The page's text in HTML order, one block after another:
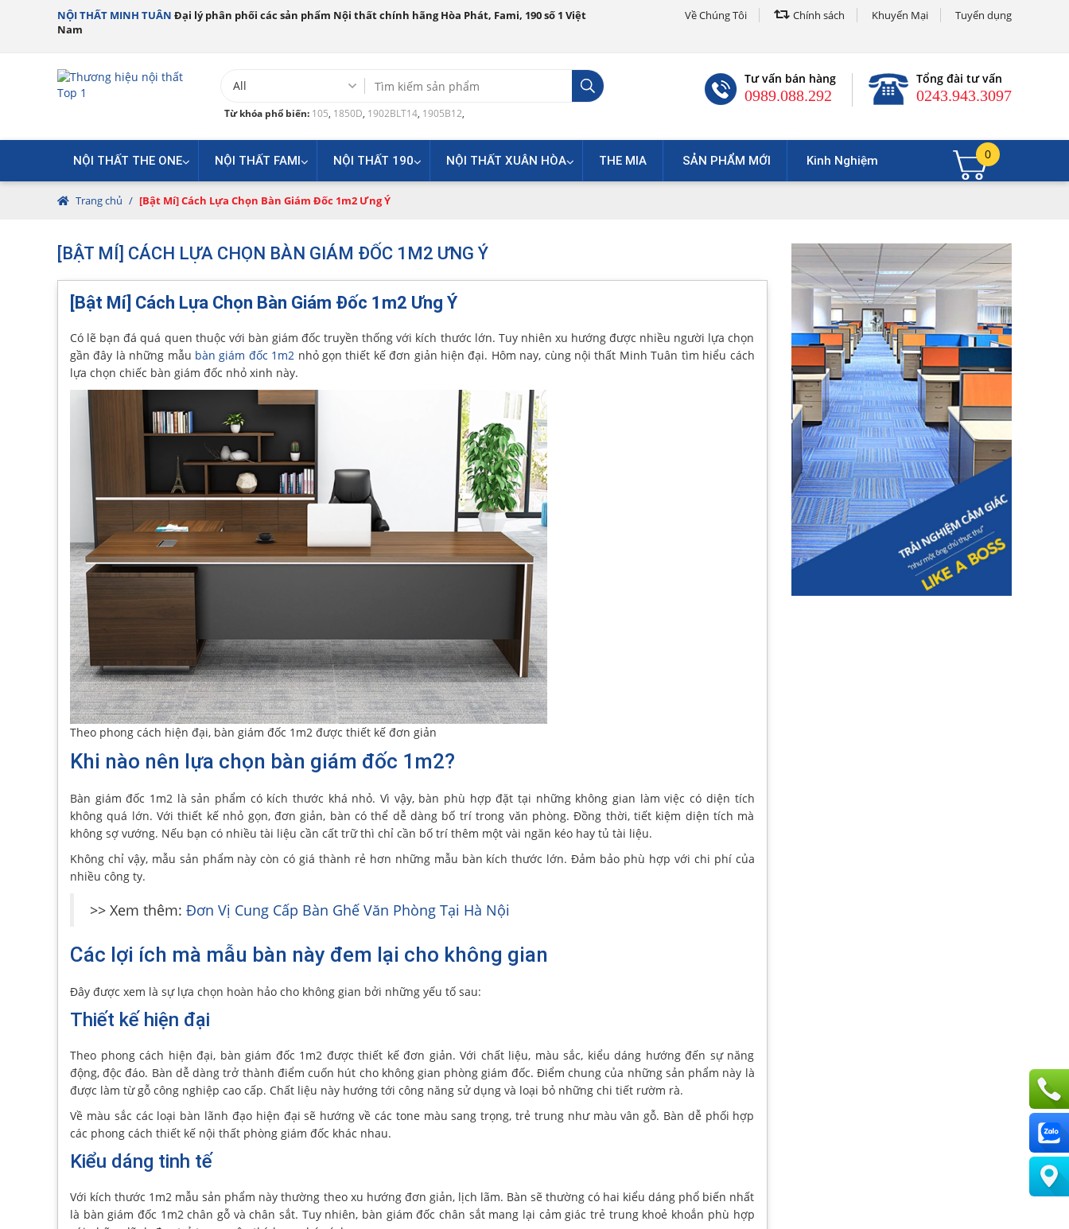
NỘI THẤT MINH TUÂN Đại lý phân phối các sản phẩm Nội thất chính hãng Hòa Phát, Fami, 190 số 1 Việt
Nam
Về Chúng Tôi Chính sách Khuyến Mại Tuyển dụng
for:
Từ khóa phổ biến: 105, 1850D, 1902BLT14, 1905B12,
Tư vấn bán hàng
0989.088.292
Tổng đài tư vấn
0243.943.3097
NỘI THẤT THE ONE NỘI THẤT FAMI NỘI THẤT 190 NỘI THẤT XUÂN HÒA THE MIA SẢN PHẨM MỚI Kinh Nghiệm 0
Trang chủ / [Bật Mí] Cách Lựa Chọn Bàn Giám Đốc 1m2 Ưng Ý
[BẬT MÍ] CÁCH LỰA CHỌN BÀN GIÁM ĐỐC 1M2 ƯNG Ý
[Bật Mí] Cách Lựa Chọn Bàn Giám Đốc 1m2 Ưng Ý
Có lẽ bạn đá quá quen thuộc với bàn giám đốc truyền thống với kích thước lớn. Tuy nhiên xu hướng được nhiều người lựa chọn
gần đây là những mẫu bàn giám đốc 1m2 nhỏ gọn thiết kế đơn giản hiện đại. Hôm nay, cùng nội thất Minh Tuân tìm hiểu cách
lựa chọn chiếc bàn giám đốc nhỏ xinh này.
Theo phong cách hiện đại, bàn giám đốc 1m2 được thiết kế đơn giản
Khi nào nên lựa chọn bàn giám đốc 1m2?
Bàn giám đốc 1m2 là sản phẩm có kích thước khá nhỏ. Vì vậy, bàn phù hợp đặt tại những không gian làm việc có diện tích
không quá lớn. Với thiết kế nhỏ gọn, đơn giản, bàn có thể dễ dàng bố trí trong văn phòng. Đồng thời, tiết kiệm diện tích mà
không sợ vướng. Nếu bạn có nhiều tài liệu cần cất trữ thì chỉ cần bố trí thêm một vài ngăn kéo hay tủ tài liệu.
Không chỉ vậy, mẫu sản phẩm này còn có giá thành rẻ hơn những mẫu bàn kích thước lớn. Đảm bảo phù hợp với chi phí của
nhiều công ty.
>> Xem thêm: Đơn Vị Cung Cấp Bàn Ghế Văn Phòng Tại Hà Nội
Các lợi ích mà mẫu bàn này đem lại cho không gian
Đây được xem là sự lựa chọn hoàn hảo cho không gian bởi những yếu tố sau:
Thiết kế hiện đại
Theo phong cách hiện đại, bàn giám đốc 1m2 được thiết kế đơn giản. Với chất liệu, màu sắc, kiểu dáng hướng đến sự năng
động, độc đáo. Bàn dễ dàng trở thành điểm cuốn hút cho không gian phòng giám đốc. Điểm chung của những sản phẩm này là
được làm từ gỗ công nghiệp cao cấp. Chất liệu này hướng tới công năng sử dụng và loại bỏ những chi tiết rườm rà.
Về màu sắc các loại bàn lãnh đạo hiện đại sẽ hướng về các tone màu sang trọng, trẻ trung như màu vân gỗ. Bàn dễ phối hợp
các phong cách thiết kế nội thất phòng giám đốc khác nhau.
Kiểu dáng tinh tế
Với kích thước 1m2 mẫu sản phẩm này thường theo xu hướng đơn giản, lịch lãm. Bàn sẽ thường có hai kiểu dáng phổ biến nhất
là bàn giám đốc 1m2 chân gỗ và chân sắt. Tuy nhiên, bàn giám đốc chân sắt mang lại cảm giác trẻ trung khoẻ khoắn phù hợp